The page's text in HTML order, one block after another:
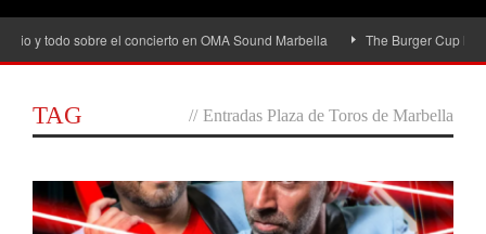
y todo sobre el concierto en OMA Sound Marbella The Burger Cup llega
TAG // Entradas Plaza de Toros de Marbella